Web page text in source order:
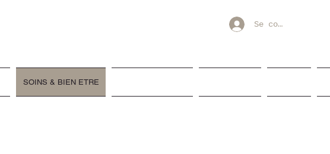
Se connecter
SOINS & BIEN ETRE